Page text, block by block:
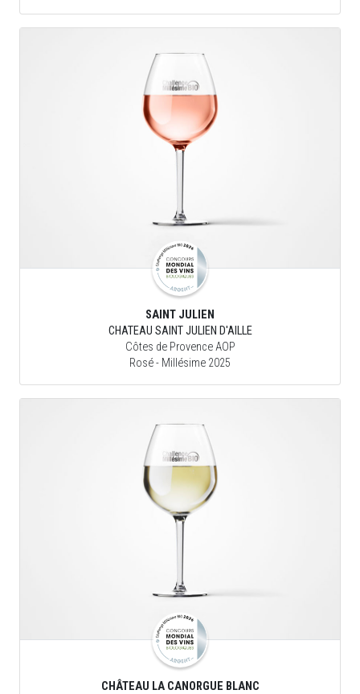
SAINT JULIEN
CHATEAU SAINT JULIEN D'AILLE
Côtes de Provence AOP
Rosé- Millésime 2025
CHÂTEAU LA CANORGUE BLANC